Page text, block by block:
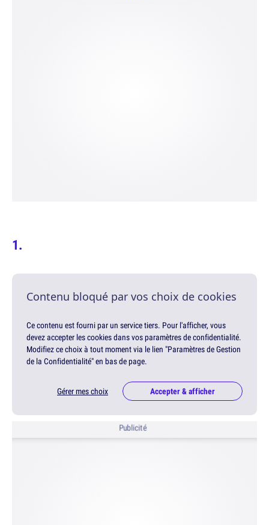
Contenu bloqué par vos choix de cookies
Ce contenu est fourni par un service tiers. Pour l'afficher, vous
devez accepter les cookies dans vos paramètres de confidentialité.
Modifiez ce choix à tout moment via le lien "Paramètres de Gestion
de la Confidentialité" en bas de page.
Gérer mes choix Accepter & afficher
Publicité